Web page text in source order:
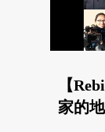
【
家的